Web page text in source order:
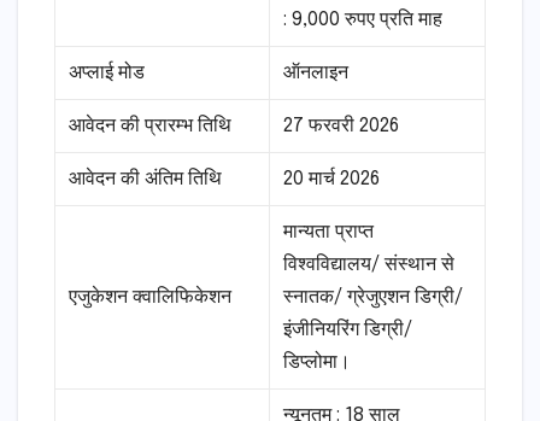
: 9,000 रुपए प्रति माह
अप्लाई मोड ऑनलाइन
आवेदन की प्रारम्भ तिथि 27 फरवरी 2026
आवेदन की अंतिम तिथि 20 मार्च 2026
एजुकेशन क्वालिफिकेशन
मान्यता प्राप्त
विश्वविद्यालय/ संस्थान से
स्नातक/ ग्रेजुएशन डिग्री/
इंजीनियरिंग डिग्री/
डिप्लोमा।
न्यूनतम : 18 साल